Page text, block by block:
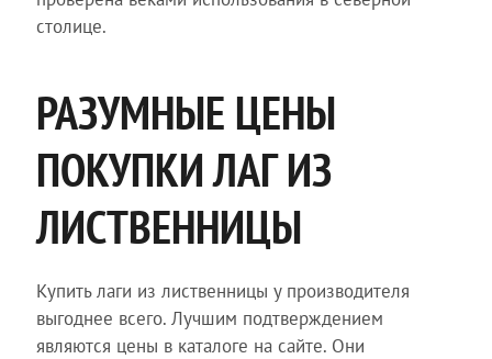
столице.
РАЗУМНЫЕ ЦЕНЫ
ПОКУПКИ ЛАГ ИЗ
ЛИСТВЕННИЦЫ
Купить лаги из лиственницы у производителя
выгоднее всего. Лучшим подтверждением
являются цены в каталоге на сайте. Они